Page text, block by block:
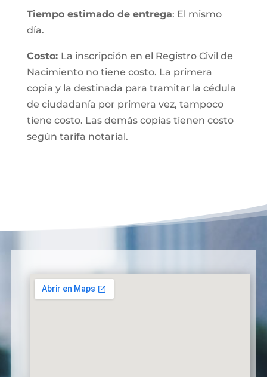
Tiempo estimado de entrega: El mismo
día.
Costo: La inscripción en el Registro Civil de
Nacimiento no tiene costo. La primera
copia y la destinada para tramitar la cédula
de ciudadanía por primera vez, tampoco
tiene costo. Las demás copias tienen costo
según tarifa notarial.